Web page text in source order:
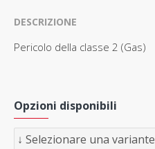
DESCRIZIONE
Pericolo della classe 2 (Gas)
Opzioni disponibili